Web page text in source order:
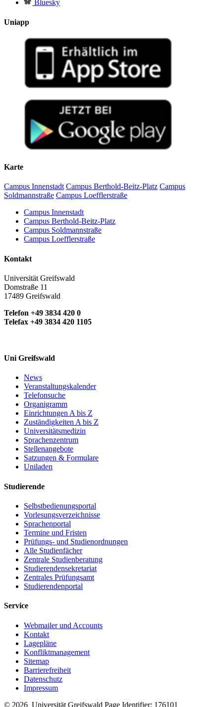
Bluesky
Uniapp
Karte
Campus Innenstadt Campus Berthold-Beitz-Platz Campus
Soldmannstraße Campus Loefflerstraße
Campus Innenstadt
Campus Berthold-Beitz-Platz
Campus Soldmannstraße
Campus Loefflerstraße
Kontakt
Universität Greifswald
Domstraße 11
17489 Greifswald
Telefon +49 3834 420 0
Telefax +49 3834 420 1105
Uni Greifswald
News
Veranstaltungskalender
Telefonsuche
Organigramm
Einrichtungen A bis Z
Zuständigkeiten A bis Z
Universitätsmedizin
Sprachenzentrum
Stellenangebote
Satzungen & Formulare
Uniladen
Studierende
Selbstbedienungsportal
Vorlesungsverzeichnisse
Sprachenportal
Termine und Fristen
Prüfungs- und Studienordnungen
Alle Studienfächer
Zentrale Studienberatung
Studierendensekretariat
Zentrales Prüfungsamt
Studierendenportal
Service
Webmailer und Accounts
Kontakt
Lagepläne
Konfliktmanagement
Sitemap
Barrierefreiheit
Datenschutz
Impressum
© 2026 Universität Greifswald Page Identifier: 176101